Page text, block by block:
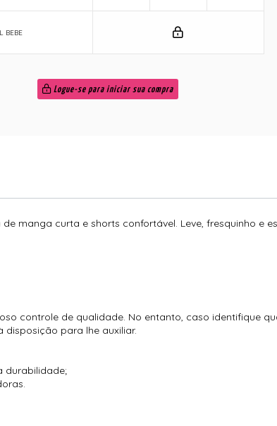
BEBE
Logue-se para iniciar sua compra
manga curta e shorts confortável. Leve, fresquinho e
controle de qualidade. No entanto, caso identifique
para lhe auxiliar.
durabilidade;